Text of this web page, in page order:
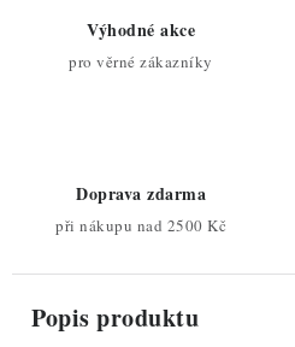
Výhodné akce
pro věrné zákazníky
Doprava zdarma
při nákupu nad 2500 Kč
Popis produktu